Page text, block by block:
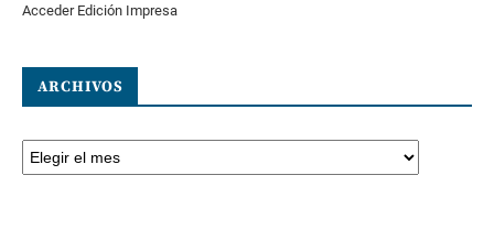
Acceder Edición Impresa
ARCHIVOS